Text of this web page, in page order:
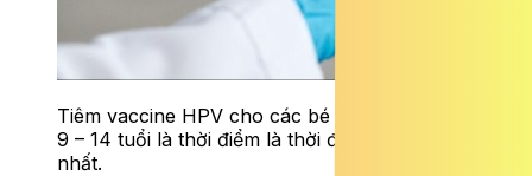
Tiêm vaccine HPV cho các bé gái ở giai đoạn
9 – 14 tuổi là thời điểm là thời điểm lý tưởng
nhất.